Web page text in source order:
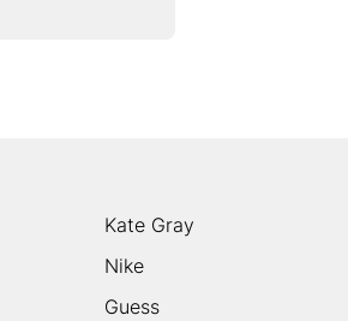
Kate Gray
Nike
Guess